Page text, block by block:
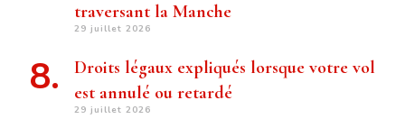
traversant la Manche
29 juillet 2026
Droits légaux expliqués lorsque votre vol
est annulé ou retardé
29 juillet 2026